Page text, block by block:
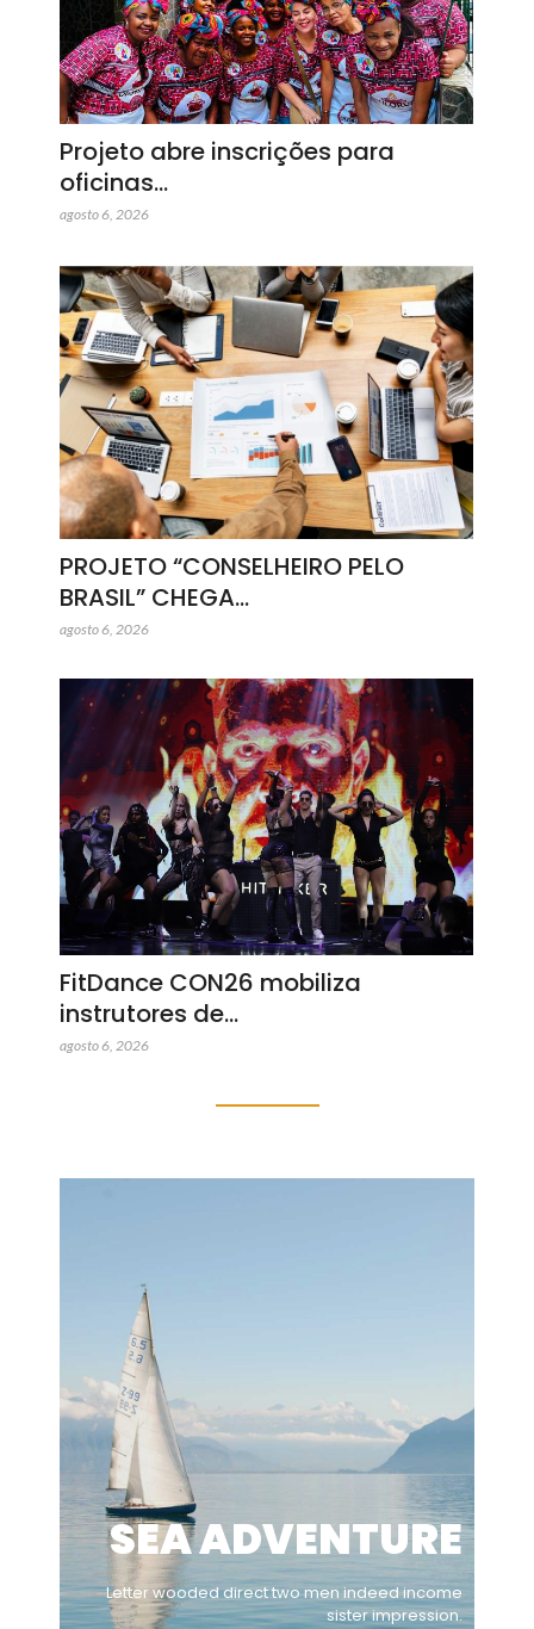
Projeto abre inscrições para
oficinas…
agosto 6, 2026
PROJETO “CONSELHEIRO PELO
BRASIL” CHEGA…
agosto 6, 2026
FitDance CON26 mobiliza
instrutores de…
agosto 6, 2026
SEA ADVENTURE
Letter wooded direct two men indeed income
sister impression.